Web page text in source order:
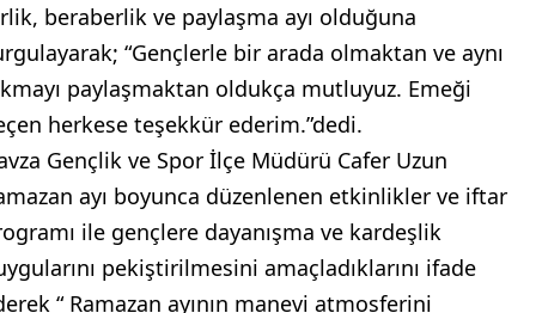
beraberlik ve paylaşma ayı olduğuna
“Gençlerle bir arada olmaktan ve aynı
paylaşmaktan oldukça mutluyuz. Emeği
herkese teşekkür ederim.”dedi.
Gençlik ve Spor İlçe Müdürü Cafer Uzun
ayı boyunca düzenlenen etkinlikler ve iftar
ile gençlere dayanışma ve kardeşlik
pekiştirilmesini amaçladıklarını ifade
“ Ramazan ayının manevi atmosferini